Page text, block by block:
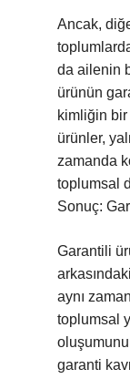
Ancak,
da ailenin
ürünün
kimliğin bir
ürünler,
zamanda
toplumsal
Sonuç:
Garantili
aynı
toplumsal
garanti